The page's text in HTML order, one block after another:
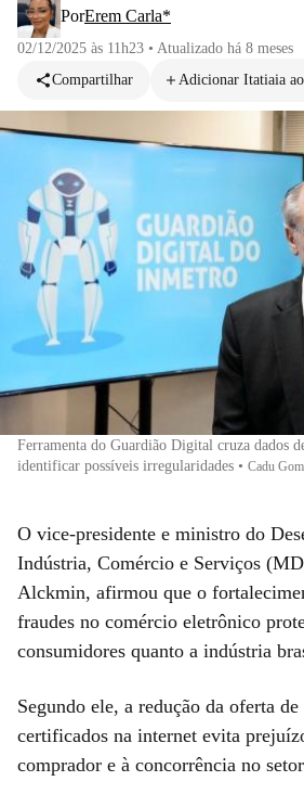
PorErem Carla*
02/12/2025 às 11h23 • Atualizado há 8 meses
Compartilhar
Adicionar Itatiaia ao
Ferramenta do Guardião Digital cruza dados
identificar possíveis irregularidades • Cadu
O vice-presidente e ministro do
Indústria, Comércio e Serviços
Alckmin, afirmou que o
fraudes no comércio eletrônico
consumidores quanto a indústria
Segundo ele, a redução da oferta
certificados na internet evita
comprador e à concorrência no